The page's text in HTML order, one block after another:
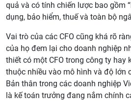
quả và có tính chiến lược bao gồm
dụng, bảo hiểm, thuế và toàn bộ
Vai trò của các CFO cũng khá rõ
của họ đem lại cho doanh nghiệp
thiết có một CFO trong công ty hay
thuộc nhiều vào mô hình và độ lớn
Bản thân trong các doanh nghiệp
là kế toán trưởng đang nắm chính